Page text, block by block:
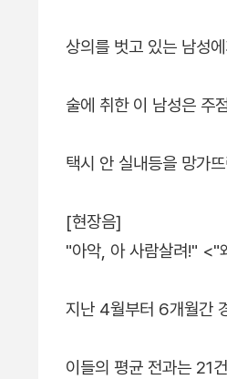
상의를 벗고 있는 남성
술에 취한 이 남성은 주
택시 안 실내등을 망가
[현장음]
"아악, 아 사람살려!" <"
지난 4월부터 6개월간
이들의 평균 전과는 21